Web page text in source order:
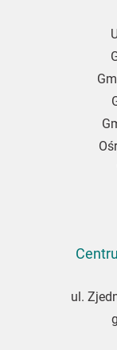
ul.